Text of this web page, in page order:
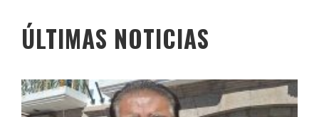
ÚLTIMAS NOTICIAS